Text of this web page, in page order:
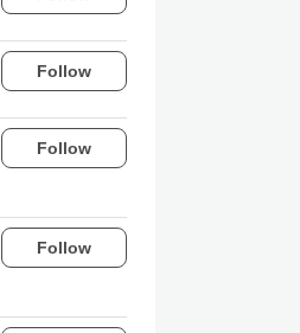
Follow
Follow
Follow